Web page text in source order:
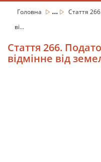
Головна ...
Стаття
ві...
Стаття 266.
відмінне від